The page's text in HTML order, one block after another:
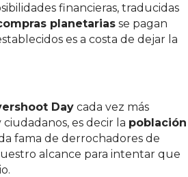
financieras, traducidas
planetarias se pagan
es a costa de dejar la
Day cada vez más
es decir la población
fama de derrochadores de
alcance para intentar que